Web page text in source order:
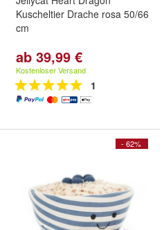
Kuscheltier Drache rosa 50/66
cm
ab 39,99 €
Kostenloser Versand
1
- 62%